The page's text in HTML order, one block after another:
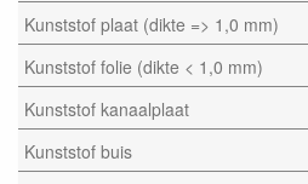
Kunststof plaat (dikte => 1,0 mm)
Kunststof folie (dikte < 1,0 mm)
Kunststof kanaalplaat
Kunststof buis